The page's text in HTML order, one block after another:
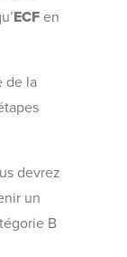
ECF en
de la
devrez
un
B